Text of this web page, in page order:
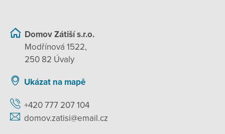
Domov Zátiší s.r.o.
Modřínová 1522,
250 82 Úvaly
Ukázat na mapě
+420 777 207 104
domov.zatisi@email.cz